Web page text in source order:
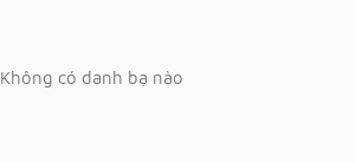
Không có danh bạ nào